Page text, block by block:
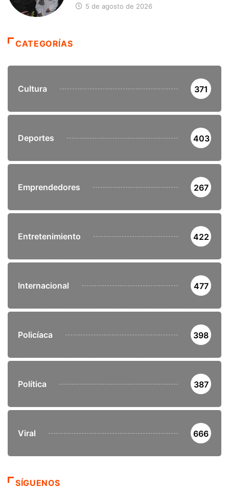
5 de agosto de 2026
CATEGORÍAS
Cultura 371
Deportes 403
Emprendedores 267
Entretenimiento 422
Internacional 477
Policíaca 398
Política 387
Viral 666
SÍGUENOS